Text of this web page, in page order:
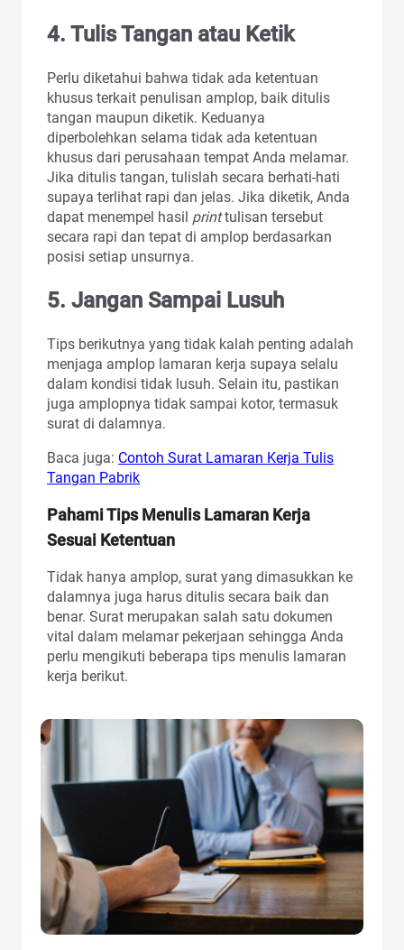
4. Tulis Tangan atau Ketik
Perlu diketahui bahwa tidak ada ketentuan
khusus terkait penulisan amplop, baik ditulis
tangan maupun diketik. Keduanya
diperbolehkan selama tidak ada ketentuan
khusus dari perusahaan tempat Anda melamar.
Jika ditulis tangan, tulislah secara berhati-hati
supaya terlihat rapi dan jelas. Jika diketik, Anda
dapat menempel hasil printtulisan tersebut
secara rapi dan tepat di amplop berdasarkan
posisi setiap unsurnya.
5. Jangan Sampai Lusuh
Tips berikutnya yang tidak kalah penting adalah
menjaga amplop lamaran kerja supaya selalu
dalam kondisi tidak lusuh. Selain itu, pastikan
juga amplopnya tidak sampai kotor, termasuk
surat di dalamnya.
Baca juga: Contoh Surat Lamaran Kerja Tulis
Tangan Pabrik
Pahami Tips Menulis Lamaran Kerja
Sesuai Ketentuan
Tidak hanya amplop, surat yang dimasukkan ke
dalamnya juga harus ditulis secara baik dan
benar. Surat merupakan salah satu dokumen
vital dalam melamar pekerjaan sehingga Anda
perlu mengikuti beberapa tips menulis lamaran
kerja berikut.